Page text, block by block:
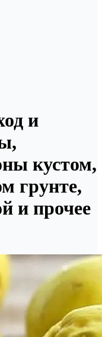
и
кустом,
грунте,
и прочее